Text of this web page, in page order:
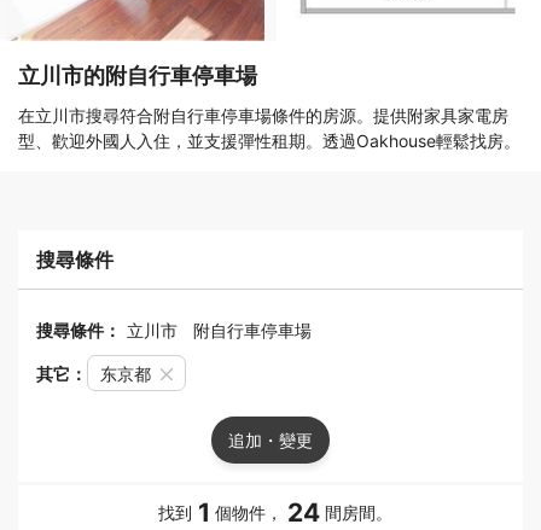
立川市的附自行車停車場
在立川市搜尋符合附自行車停車場條件的房源。提供附家具家電房
型、歡迎外國人入住，並支援彈性租期。透過Oakhouse輕鬆找房。
搜尋條件
搜尋條件： 立川市 附自行車停車場
其它： 东京都
追加・變更
找到 1 個物件， 24 間房間。